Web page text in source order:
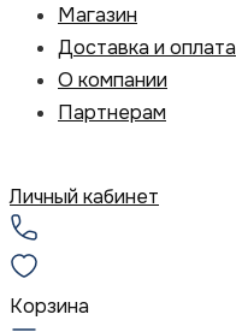
Магазин
Доставка и оплата
О компании
Партнерам
Личный кабинет
Корзина